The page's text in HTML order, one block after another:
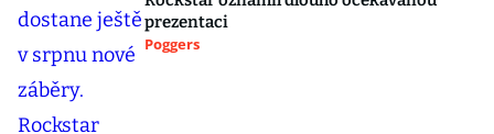
prezentaci
Poggers